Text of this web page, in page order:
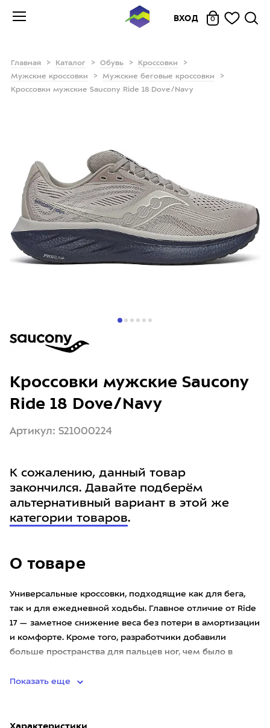
ВХОД 0
Главная Каталог Обувь
Кроссовки
Мужские кроссовки
Мужские беговые кроссовки
Кроссовки мужские Saucony Ride 18 Dove/Navy
О товаре
Универсальные кроссовки, подходящие как для бега,
так и для ежедневной ходьбы. Главное отличие от Ride
17 — заметное снижение веса без потери в амортизации
и комфорте. Кроме того, разработчики добавили
больше пространства для пальцев ног, чем было в
Показать еще
Кроссовки мужские Saucony
Ride 18 Dove/Navy
Артикул: S21000224
К сожалению, данный товар
закончился. Давайте подберём
альтернативный вариант в этой же
категории товаров.